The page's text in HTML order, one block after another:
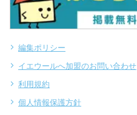
編集ポリシー
イエウールへ加盟のお問い合わせ
利用規約
個人情報保護方針